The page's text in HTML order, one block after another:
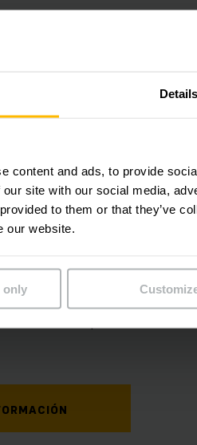
Details
content and ads, to provide
site with our social media,
to them or that they’ve
our website.
only
EN EL MÁS MÍNIMO DETALLE
de nuestros montacargas